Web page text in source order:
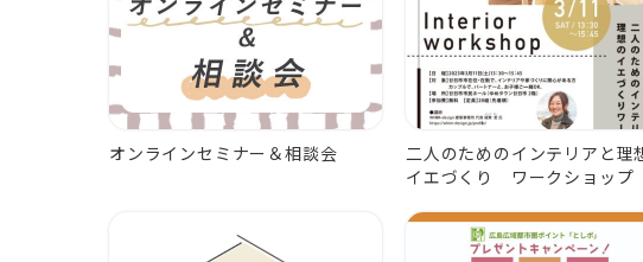
オンラインセミナー＆相談会
二人のためのインテリアと理
イエづくり ワークショップ